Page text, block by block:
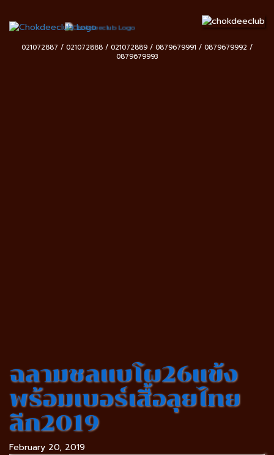
021072887 / 021072888 / 021072889 / 0879679991 / 0879679992 /
0879679993
ฉลามชลแบโผ26แข้ง
พร้อมเบอร์เสื้อลุยไทย
ลีก2019
February 20, 2019